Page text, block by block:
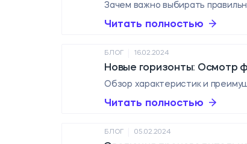
БЛОГ 05.02.2024
БЛОГ 16.02.2024
Новые горизонты: Осмотр
Обзор характеристик и
Читать полностью
Зачем важно выбирать
Читать полностью